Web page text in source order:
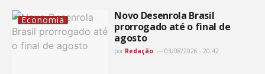
Economia
Novo Desenrola Brasil
prorrogado até o final de
agosto
por Redação 03/08/2026 - 20:42